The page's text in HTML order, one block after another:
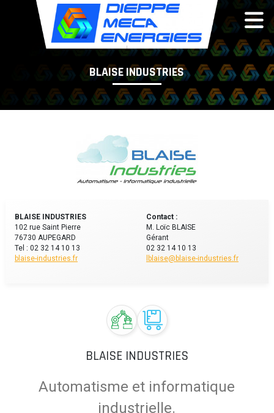
BLAISE INDUSTRIES
BLAISE INDUSTRIES
Automatisme et informatique
industrielle.
BLAISE INDUSTRIES
102 rue Saint Pierre
76730 AUPEGARD
Tel : 02 32 14 10 13
blaise-industries.fr
Contact :
M. Loïc BLAISE
Gérant
02 32 14 10 13
lblaise@blaise-industries.fr
Panneau de gestion des cookies